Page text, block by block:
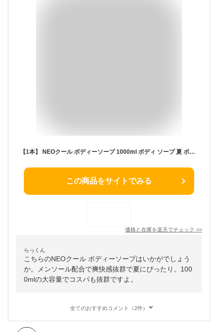
【1本】 NEOクール ボディーソープ 1000ml ボディ ソープ 夏 ボディソープ クール ひんやり 素肌爽快 冷感 スッキリ 夏用 運動 入浴 メンソール 株式会社NEOFRONTIER
この商品をサイトでみる
価格と在庫を楽天でチェック >>
らっくん
こちらのNEOクール ボディーソープはいかがでしょう
か。メンソール配合で爽快感抜群で夏にぴったり。100
0mlの大容量でコスパも抜群ですよ。
全てのおすすめコメント（2件）